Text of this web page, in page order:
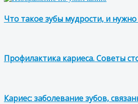
Что такое зубы мудрости, и нужно
Профилактика кариеса. Советы
Кариес: заболевание зубов,